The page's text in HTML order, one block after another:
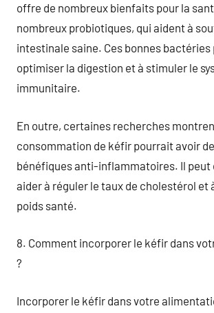
offre de nombreux bienfaits pour la
nombreux probiotiques, qui aident à
intestinale saine. Ces bonnes bactéries
optimiser la digestion et à stimuler le
immunitaire.
En outre, certaines recherches
consommation de kéfir pourrait avoir
bénéfiques anti-inflammatoires. Il peut
aider à réguler le taux de cholestérol et
poids santé.
8. Comment incorporer le kéfir dans
?
Incorporer le kéfir dans votre